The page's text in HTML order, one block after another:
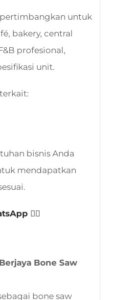
untuk
bakery, central
profesional,
unit.
bisnis Anda
mendapatkan
👈🏻
Bone Saw
bone saw